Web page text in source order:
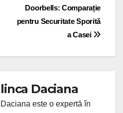
Doorbells: Comparație
pentru Securitate Sporită
a Casei
Daciana
Daciana este o expertă în